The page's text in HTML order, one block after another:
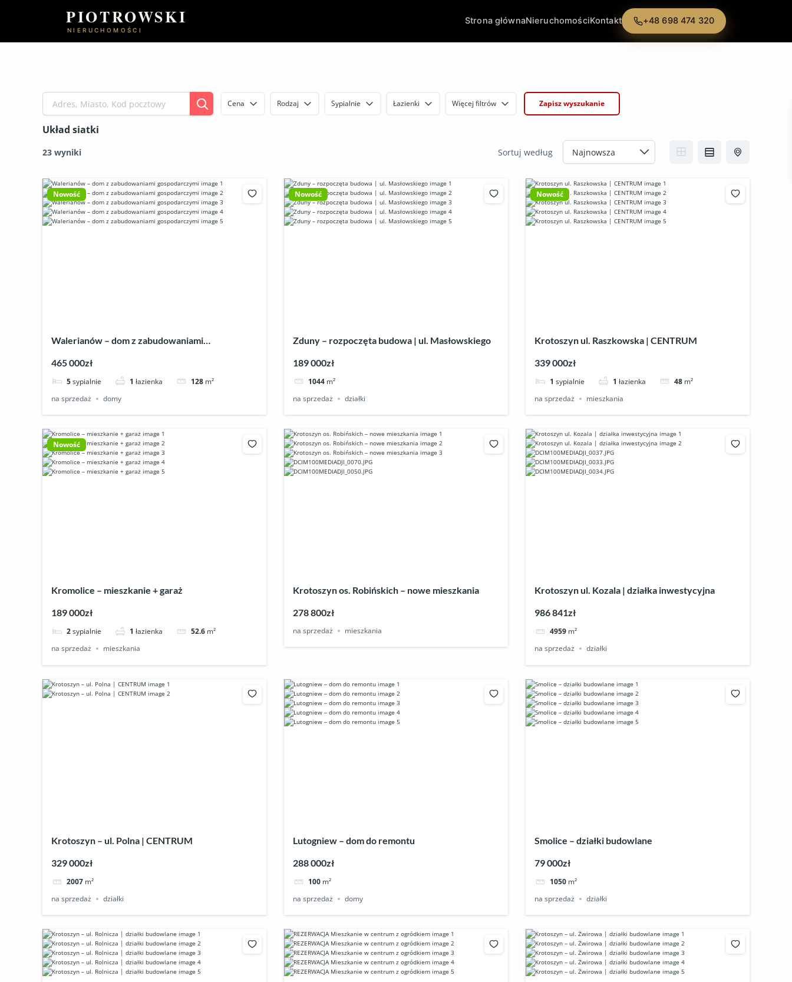
PIOTROWSKI
NIERUCHOMOŚCI
Strona głównaNieruchomościKontakt +48 698 474 320
Zapisz wyszukanie
Cena Rodzaj Sypialnie Łazienki Więcej filtrów
Układ siatki
23 wyniki Sortuj według
Nowość
Walerianów – dom z zabudowaniami
465 000zł
5sypialnie 1 łazienka 128 m²
na sprzedaż
domy
Nowość
Zduny – rozpoczęta budowa | ul. Masłowskiego
189 000zł
1044 m²
na sprzedaż
działki
Nowość
Krotoszyn ul. Raszkowska | CENTRUM
339 000zł
1 sypialnie 1 łazienka 48 m²
na sprzedaż
mieszkania
Nowość
Kromolice – mieszkanie + garaż
189 000zł
2sypialnie 1 łazienka 52.6 m²
na sprzedaż
mieszkania
Krotoszyn os. Robińskich – nowe mieszkania
278 800zł
na sprzedaż mieszkania
Krotoszyn ul. Kozala | działka inwestycyjna
986 841zł
4959 m²
na sprzedaż
działki
Krotoszyn – ul. Polna | CENTRUM
329 000zł
2007 m²
na sprzedaż
działki
Lutogniew – dom do remontu
288 000zł
100 m²
na sprzedaż
domy
Smolice – działki budowlane
79 000zł
1050 m²
na sprzedaż
działki